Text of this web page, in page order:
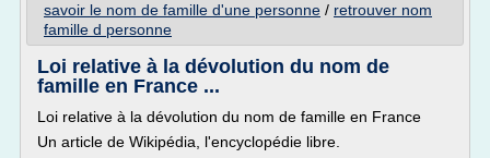
savoir le nom de famille d'une personne / retrouver nom
famille d personne
Loi relative à la dévolution du nom de
famille en France ...
Loi relative à la dévolution du nom de famille en France
Un article de Wikipédia, l'encyclopédie libre.